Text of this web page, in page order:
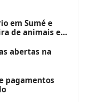
em Sumé e
de animais e
abertas na
pagamentos